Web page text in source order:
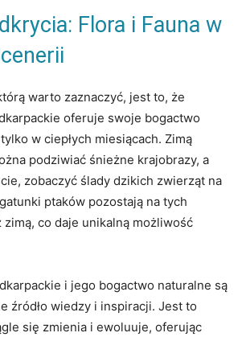
Flora i Fauna w
warto zaznaczyć, jest to, że
oferuje swoje bogactwo
w ciepłych miesiącach. Zimą
podziwiać śnieżne krajobrazy, a
zobaczyć ślady dzikich zwierząt na
ptaków pozostają na tych
co daje unikalną możliwość
i jego bogactwo naturalne są
źródło wiedzy i inspiracji. Jest to
się zmienia i ewoluuje, oferując